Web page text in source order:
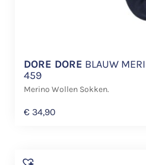
DORE DORE BLAUW
459
Merino Wollen Sokken.
€ 34,90